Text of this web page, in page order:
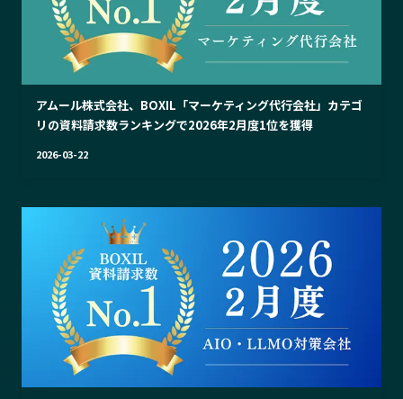
アムール株式会社、BOXIL「マーケティング代行会社」カテゴ
リの資料請求数ランキングで2026年2月度1位を獲得
2026-03-22